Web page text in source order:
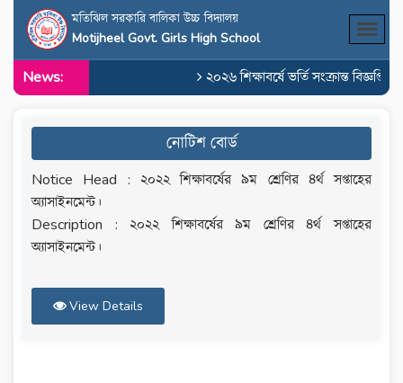
মতিঝিল সরকারি বালিকা উচ্চ বিদ্যালয়
Motijheel Govt. Girls High School
News: ২০২৬ শিক্ষাবর্ষে ভর্তি সংক্রান্ত বিজ্ঞপ্তি
নোটিশ বোর্ড
Notice Head : ২০২২ শিক্ষাবর্ষের ৯ম শ্রেণির ৪র্থ সপ্তাহের
অ্যাসাইনমেন্ট।
Description : ২০২২ শিক্ষাবর্ষের ৯ম শ্রেণির ৪র্থ সপ্তাহের
অ্যাসাইনমেন্ট।
View Details